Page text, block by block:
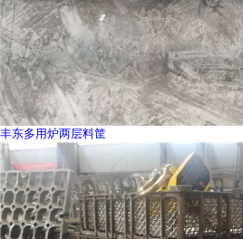
丰东多用炉两层料筐